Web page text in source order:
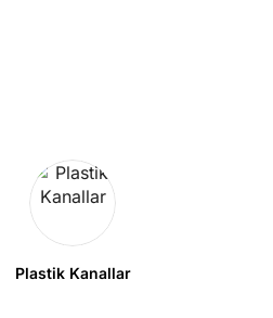
Plastik Kanallar